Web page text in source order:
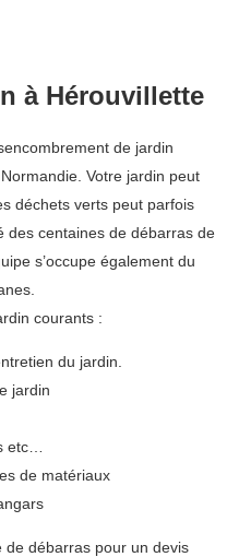
à Hérouvillette
de jardin
Votre jardin peut
déchets verts peut parfois
des centaines de débarras de
s’occupe également du
courants :
du jardin.
jardin
etc…
de matériaux
de débarras pour un devis